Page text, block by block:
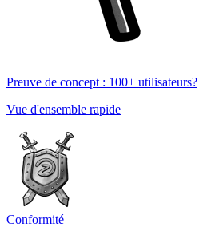
Preuve de concept : 100+ utilisateurs?
Vue d'ensemble rapide
Conformité